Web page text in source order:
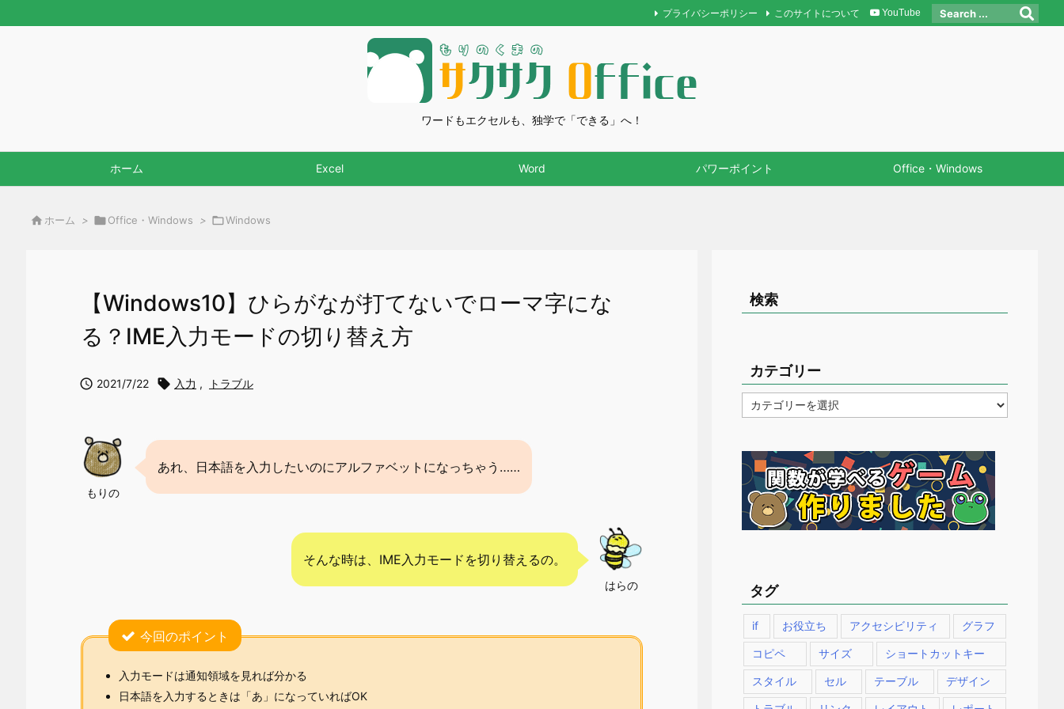
ワードもエクセルも、独学で「できる」へ！
ホーム Excel Word パワーポイント Office・Windows
プライバシーポリシー このサイトについて YouTube
 ホーム > Office・Windows > Windows
【Windows10】ひらがなが打てないでローマ字にな
る？IME入力モードの切り替え方
 2021/7/22  入力 , トラブル
もりの
あれ、日本語を入力したいのにアルファベットになっちゃう……
はらの
そんな時は、IME入力モードを切り替えるの。
今回のポイント
入力モードは通知領域を見れば分かる
日本語を入力するときは「あ」になっていればOK
検索
カテゴリー
テ
ー
タグ
if お役立ち アクセシビリティ グラフ
コピペ サイズ ショートカットキー
スタイル セル テーブル デザイン